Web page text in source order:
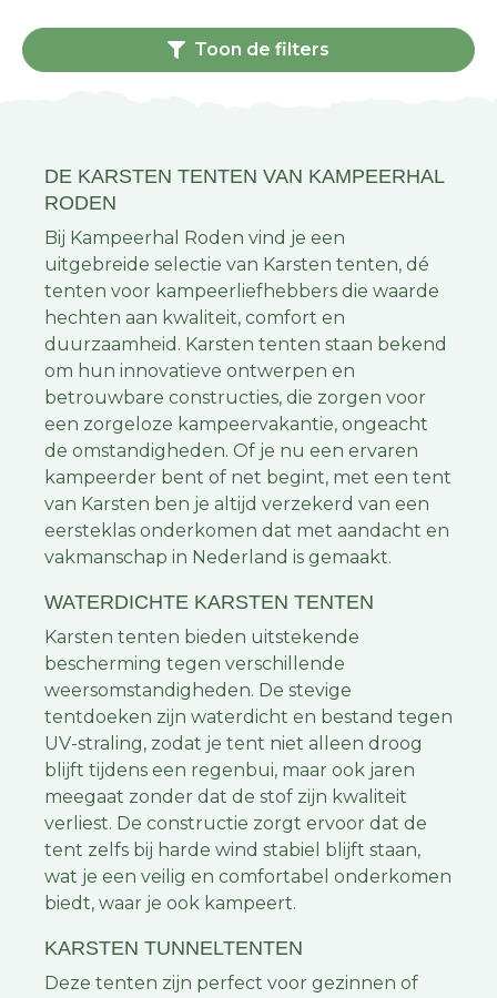
Toon de filters
DE KARSTEN TENTEN VAN KAMPEERHAL
RODEN
Bij Kampeerhal Roden vind je een
uitgebreide selectie van Karsten tenten, dé
tenten voor kampeerliefhebbers die waarde
hechten aan kwaliteit, comfort en
duurzaamheid. Karsten tenten staan bekend
om hun innovatieve ontwerpen en
betrouwbare constructies, die zorgen voor
een zorgeloze kampeervakantie, ongeacht
de omstandigheden. Of je nu een ervaren
kampeerder bent of net begint, met een tent
van Karsten ben je altijd verzekerd van een
eersteklas onderkomen dat met aandacht en
vakmanschap in Nederland is gemaakt.
WATERDICHTE KARSTEN TENTEN
Karsten tenten bieden uitstekende
bescherming tegen verschillende
weersomstandigheden. De stevige
tentdoeken zijn waterdicht en bestand tegen
UV-straling, zodat je tent niet alleen droog
blijft tijdens een regenbui, maar ook jaren
meegaat zonder dat de stof zijn kwaliteit
verliest. De constructie zorgt ervoor dat de
tent zelfs bij harde wind stabiel blijft staan,
wat je een veilig en comfortabel onderkomen
biedt, waar je ook kampeert.
KARSTEN TUNNELTENTEN
Deze tenten zijn perfect voor gezinnen of